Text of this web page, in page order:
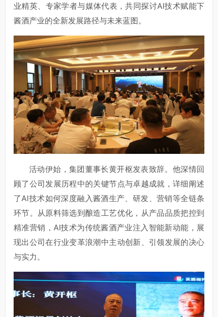
业精英、专家学者与媒体代表，共同探讨AI技术赋能下
酱酒产业的全新发展路径与未来蓝图。
活动伊始，集团董事长黄开枢发表致辞。他深情回
顾了公司发展历程中的关键节点与卓越成就，详细阐述
了AI技术如何深度融入酱酒生产、研发、营销等全链条
环节。从原料筛选到酿造工艺优化，从产品品质把控到
精准营销，AI技术为传统酱酒产业注入智能新动能，展
现出公司在行业变革浪潮中主动创新、引领发展的决心
与实力。